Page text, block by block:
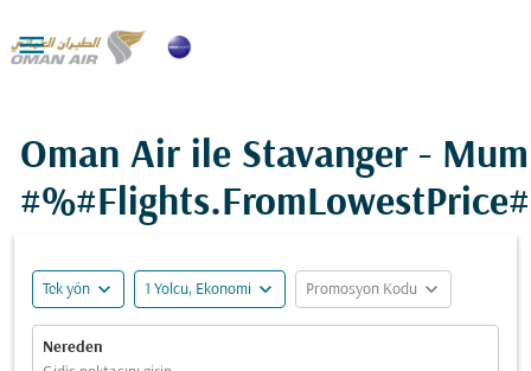

Oman Air ile Stavanger -
Tek yön expand_more 1 Yolcu, Ekonomi expand_more Promosyon Kodu expand_more
Nereden